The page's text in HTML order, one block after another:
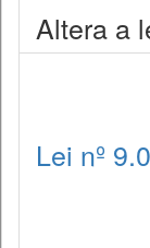
Altera a
Lei nº